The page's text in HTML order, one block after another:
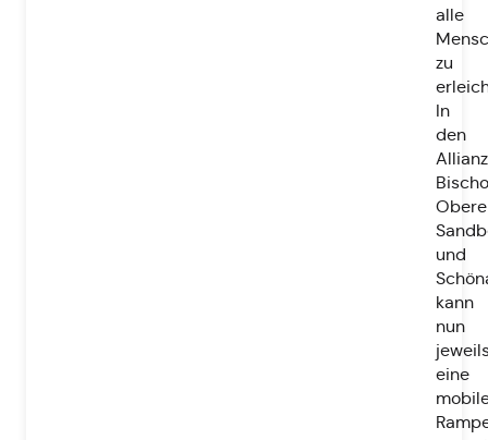
alle
zu
In
den
und
kann
nun
eine